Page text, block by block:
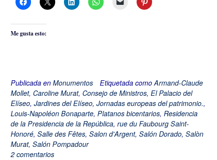
Me gusta esto:
Publicada en Monumentos Etiquetada comoArmand-Claude
Mollet, Caroline Murat, Consejo de Ministros, El Palacio del
Elíseo, Jardines del Elíseo, Jornadas europeas del patrimonio.,
Louis-Napoléon Bonaparte, Platanos bicentarios, Residencia
de la Presidencia de la República, rue du Faubourg Saint-
Honoré, Salle des Fêtes, Salon d'Argent, Salón Dorado, Salòn
Murat, Salón Pompadour
2 comentarios